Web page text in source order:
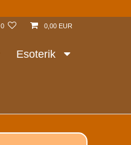
0 0,00 EUR
Esoterik